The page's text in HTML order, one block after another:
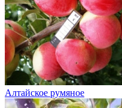
Алтайское румяное